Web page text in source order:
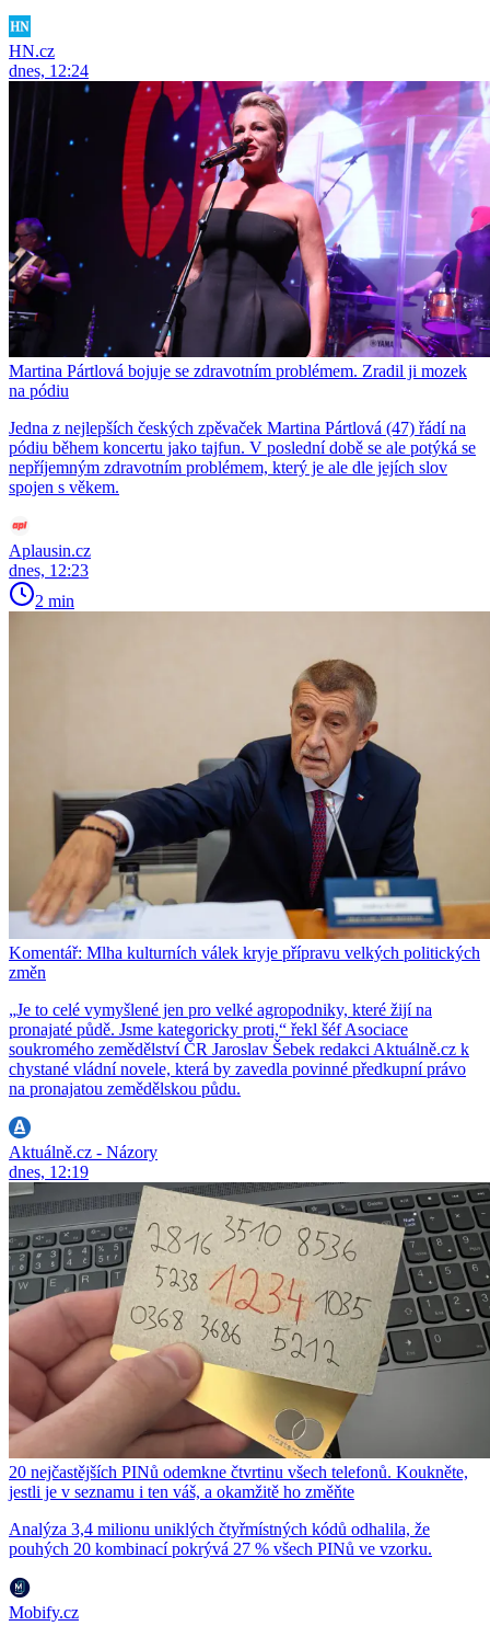
HN.cz
dnes, 12:24
Martina Pártlová bojuje se zdravotním problémem. Zradil ji mozek
na pódiu
Jedna z nejlepších českých zpěvaček Martina Pártlová (47) řádí na
pódiu během koncertu jako tajfun. V poslední době se ale potýká se
nepříjemným zdravotním problémem, který je ale dle jejích slov
spojen s věkem.
Aplausin.cz
dnes, 12:23
2 min
Komentář: Mlha kulturních válek kryje přípravu velkých politických
změn
„Je to celé vymyšlené jen pro velké agropodniky, které žijí na
pronajaté půdě. Jsme kategoricky proti,“ řekl šéf Asociace
soukromého zemědělství ČR Jaroslav Šebek redakci Aktuálně.cz k
chystané vládní novele, která by zavedla povinné předkupní právo
na pronajatou zemědělskou půdu.
Aktuálně.cz - Názory
dnes, 12:19
20 nejčastějších PINů odemkne čtvrtinu všech telefonů. Koukněte,
jestli je v seznamu i ten váš, a okamžitě ho změňte
Analýza 3,4 milionu uniklých čtyřmístných kódů odhalila, že
pouhých 20 kombinací pokrývá 27 % všech PINů ve vzorku.
Mobify.cz